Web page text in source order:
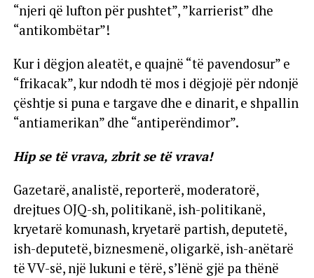
“njeri që lufton për pushtet”, ”karrierist” dhe
“antikombëtar”!
Kur i dëgjon aleatët, e quajnë “të pavendosur” e
“frikacak”, kur ndodh të mos i dëgjojë për ndonjë
çështje si puna e targave dhe e dinarit, e shpallin
“antiamerikan” dhe “antiperëndimor”.
Hip se të vrava, zbrit se të vrava!
Gazetarë, analistë, reporterë, moderatorë,
drejtues OJQ-sh, politikanë, ish-politikanë,
kryetarë komunash, kryetarë partish, deputetë,
ish-deputetë, biznesmenë, oligarkë, ish-anëtarë
të VV-së, një lukuni e tërë, s’lënë gjë pa thënë